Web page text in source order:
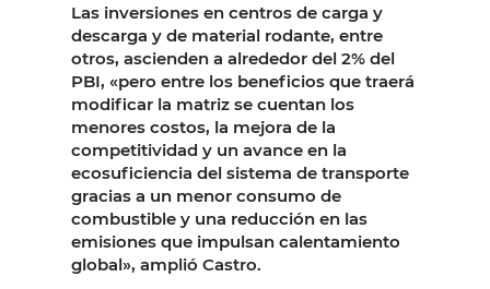
Las inversiones en centros de carga y
descarga y de material rodante, entre
otros, ascienden a alrededor del 2% del
PBI, «pero entre los beneficios que traerá
modificar la matriz se cuentan los
menores costos, la mejora de la
competitividad y un avance en la
ecosuficiencia del sistema de transporte
gracias a un menor consumo de
combustible y una reducción en las
emisiones que impulsan calentamiento
global», amplió Castro.